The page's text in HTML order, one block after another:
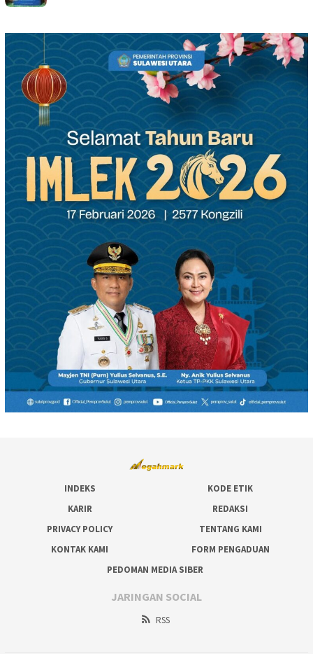
INDEKS
KODE ETIK
KARIR
REDAKSI
PRIVACY POLICY
TENTANG KAMI
KONTAK KAMI
FORM PENGADUAN
PEDOMAN MEDIA SIBER
JARINGAN SOCIAL
RSS